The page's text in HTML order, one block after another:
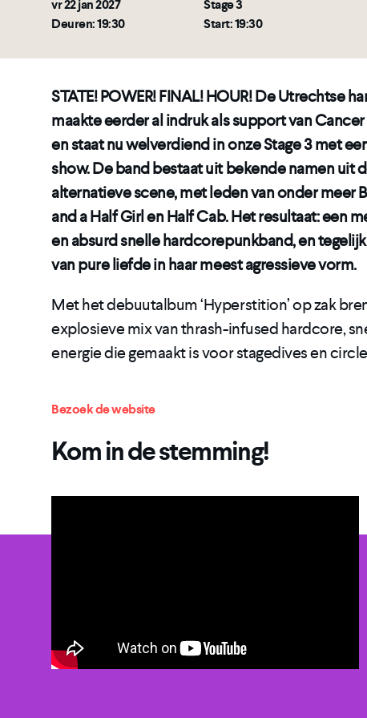
vr 22 jan 2027
Stage 3
Deuren: 19:30
Start: 19:30
STATE! POWER! FINAL! HOUR! De Utrechtse
maakte eerder al indruk als support van Cancer
en staat nu welverdiend in onze Stage 3 met
show. De band bestaat uit bekende namen uit
alternatieve scene, met leden van onder meer
and a Half Girl en Half Cab. Het resultaat: een
en absurd snelle hardcorepunkband, en
van pure liefde in haar meest agressieve vorm.
Met het debuutalbum ‘Hyperstition’ op zak
explosieve mix van thrash-infused hardcore,
energie die gemaakt is voor stagedives en
Bezoek de website
Kom in de stemming!